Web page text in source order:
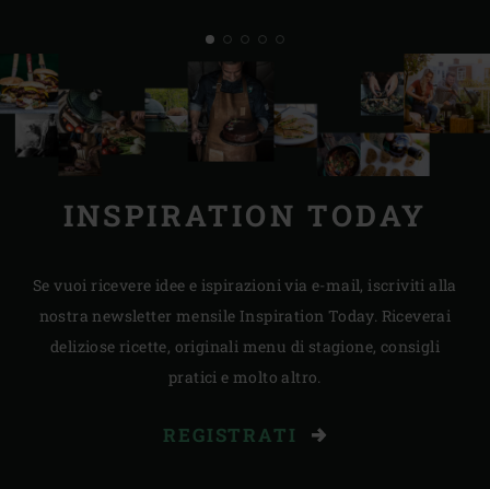
INSPIRATION TODAY
Se vuoi ricevere idee e ispirazioni via e-mail, iscriviti alla
nostra newsletter mensile Inspiration Today. Riceverai
deliziose ricette, originali menu di stagione, consigli
pratici e molto altro.
REGISTRATI